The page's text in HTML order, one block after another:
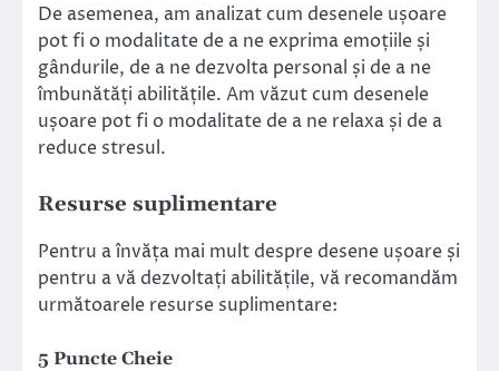
De asemenea, am analizat cum desenele ușoare
pot fi o modalitate de a ne exprima emoțiile și
gândurile, de a ne dezvolta personal și de a ne
îmbunătăți abilitățile. Am văzut cum desenele
ușoare pot fi o modalitate de a ne relaxa și de a
reduce stresul.
Resurse suplimentare
Pentru a învăța mai mult despre desene ușoare și
pentru a vă dezvoltați abilitățile, vă recomandăm
următoarele resurse suplimentare:
5 Puncte Cheie